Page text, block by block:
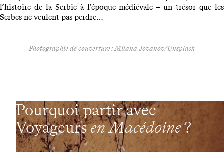
l’histoire de la Serbie à l’époque médiévale – un trésor que les
Serbes ne veulent pas perdre…
Photographie de couverture : Milana Jovanov/Unsplash
Pourquoi partir avec
Voyageursen Macédoine?